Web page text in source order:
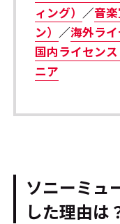
ィング） ／音
ン） ／海外ライ
国内ライセンス
ニア
ソニーミュ
した理由は